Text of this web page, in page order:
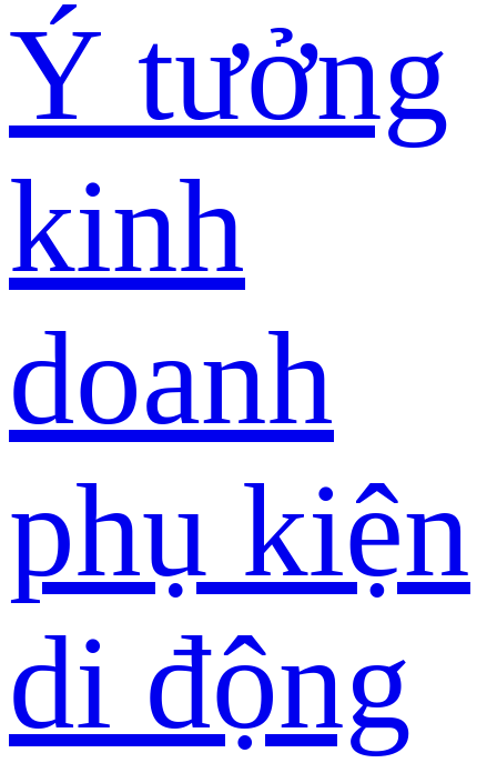
Ý tưởng
kinh
doanh
phụ kiện
di động